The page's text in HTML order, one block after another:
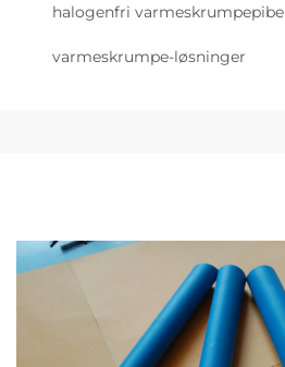
halogenfri varmeskrumpepibe
varmeskrumpe-løsninger